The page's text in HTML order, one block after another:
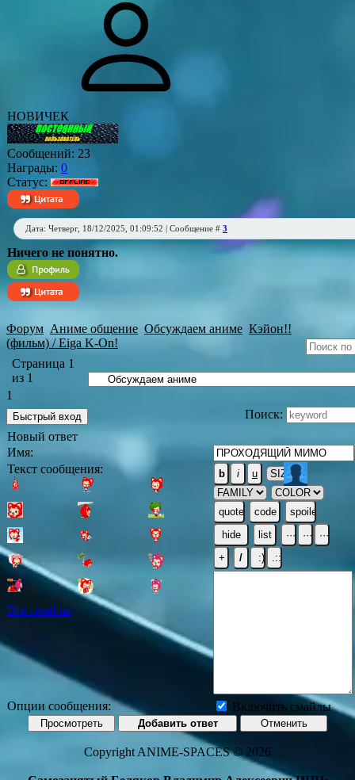
НОВИЧЕК
Сообщений: 23
Награды: 0
Статус:
Дата: Четверг, 18/12/2025, 01:09:52 | Сообщение # 3
Ничего не понятно.
Форум Аниме общение Обсуждаем аниме Кэйон!!
(фильм) / Eiga K-On!
Страница 1
из 1
1
Поиск:
Новый ответ
Имя:
Текст сообщения:
Все смайлы
Опции сообщения: Включить смайлы
Copyright ANIME-SPACES © 2026